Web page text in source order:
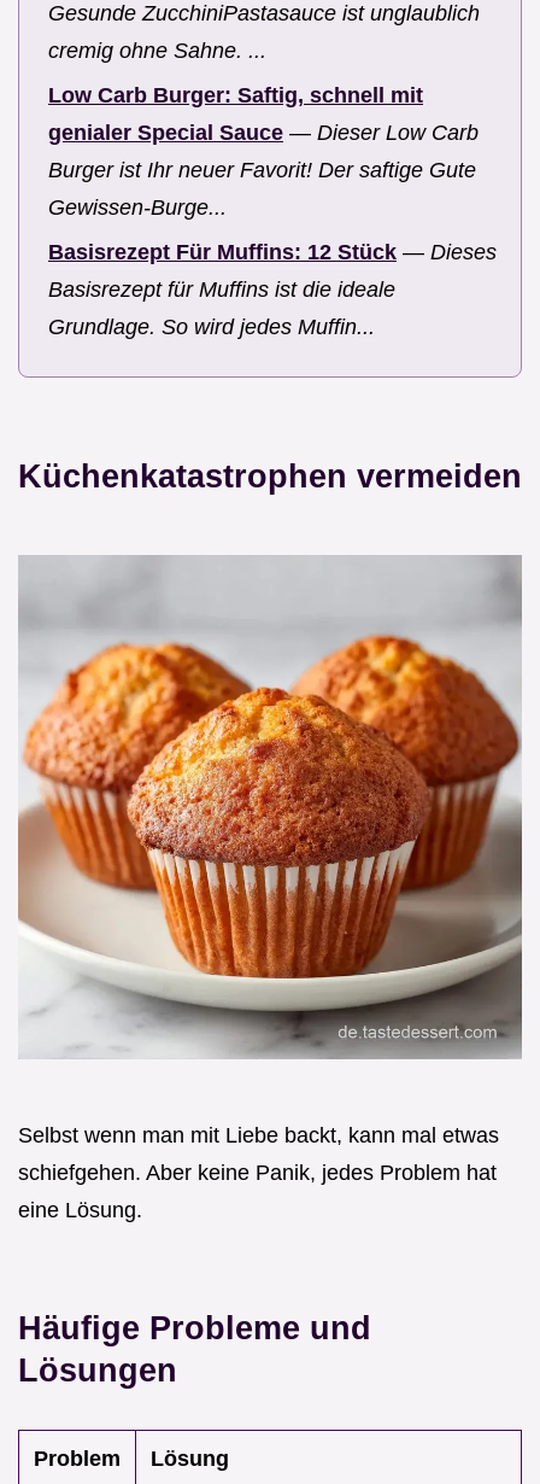
Gesunde ZucchiniPastasauce ist unglaublich
cremig ohne Sahne. ...
Low Carb Burger: Saftig, schnell mit
genialer Special Sauce — Dieser Low Carb
Burger ist Ihr neuer Favorit! Der saftige Gute
Gewissen-Burge...
Basisrezept Für Muffins: 12 Stück — Dieses
Basisrezept für Muffins ist die ideale
Grundlage. So wird jedes Muffin...
Küchenkatastrophen vermeiden
Selbst wenn man mit Liebe backt, kann mal etwas
schiefgehen. Aber keine Panik, jedes Problem hat
eine Lösung.
Häufige Probleme und
Lösungen
Problem Lösung